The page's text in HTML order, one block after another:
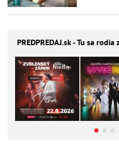
PREDPREDAJ.sk - Tu sa rodia